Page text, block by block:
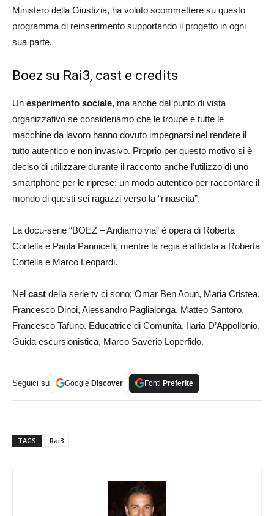
Ministero della Giustizia, ha voluto scommettere su questo
programma di reinserimento supportando il progetto in ogni
sua parte.
Boez su Rai3, cast e credits
Un esperimento sociale, ma anche dal punto di vista
organizzativo se consideriamo che le troupe e tutte le
macchine da lavoro hanno dovuto impegnarsi nel rendere il
tutto autentico e non invasivo. Proprio per questo motivo si è
deciso di utilizzare durante il racconto anche l’utilizzo di uno
smartphone per le riprese: un modo autentico per raccontare il
mondo di questi sei ragazzi verso la “rinascita”.
La docu-serie “BOEZ – Andiamo via” è opera di Roberta
Cortella e Paola Pannicelli, mentre la regia è affidata a Roberta
Cortella e Marco Leopardi.
Nel cast della serie tv ci sono: Omar Ben Aoun, Maria Cristea,
Francesco Dinoi, Alessandro Paglialonga, Matteo Santoro,
Francesco Tafuno. Educatrice di Comunità, Ilaria D’Appollonio.
Guida escursionistica, Marco Saverio Loperfido.
Seguici su Google Discover Fonti Preferite
TAGS Rai3